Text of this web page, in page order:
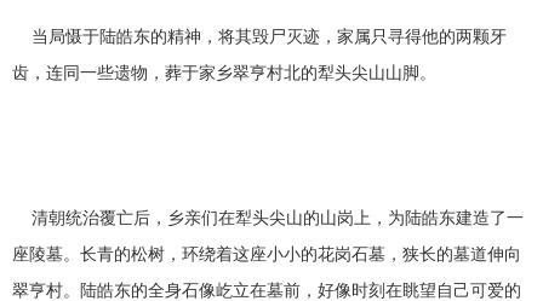
当局慑于陆皓东的精神，将其毁尸灭迹，家属只寻得他的两颗牙
齿，连同一些遗物，葬于家乡翠亨村北的犁头尖山山脚。
清朝统治覆亡后，乡亲们在犁头尖山的山岗上，为陆皓东建造了一
座陵墓。长青的松树，环绕着这座小小的花岗石墓，狭长的墓道伸向
翠亨村。陆皓东的全身石像屹立在墓前，好像时刻在眺望自己可爱的